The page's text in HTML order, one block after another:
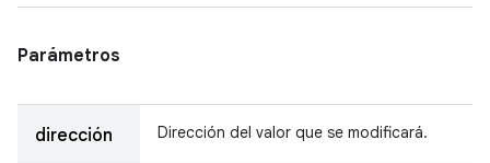
Parámetros
dirección Dirección del valor que se modificará.